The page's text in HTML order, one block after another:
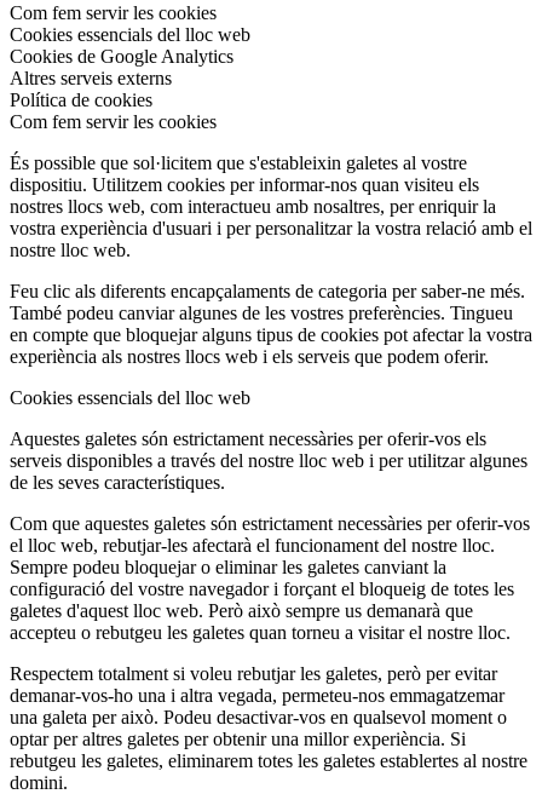
Com fem servir les cookies
Cookies essencials del lloc web
Cookies de Google Analytics
Altres serveis externs
Política de cookies
Com fem servir les cookies
És possible que sol·licitem que s'estableixin galetes al vostre
dispositiu. Utilitzem cookies per informar-nos quan visiteu els
nostres llocs web, com interactueu amb nosaltres, per enriquir la
vostra experiència d'usuari i per personalitzar la vostra relació amb el
nostre lloc web.
Feu clic als diferents encapçalaments de categoria per saber-ne més.
També podeu canviar algunes de les vostres preferències. Tingueu
en compte que bloquejar alguns tipus de cookies pot afectar la vostra
experiència als nostres llocs web i els serveis que podem oferir.
Cookies essencials del lloc web
Aquestes galetes són estrictament necessàries per oferir-vos els
serveis disponibles a través del nostre lloc web i per utilitzar algunes
de les seves característiques.
Com que aquestes galetes són estrictament necessàries per oferir-vos
el lloc web, rebutjar-les afectarà el funcionament del nostre lloc.
Sempre podeu bloquejar o eliminar les galetes canviant la
configuració del vostre navegador i forçant el bloqueig de totes les
galetes d'aquest lloc web. Però això sempre us demanarà que
accepteu o rebutgeu les galetes quan torneu a visitar el nostre lloc.
Respectem totalment si voleu rebutjar les galetes, però per evitar
demanar-vos-ho una i altra vegada, permeteu-nos emmagatzemar
una galeta per això. Podeu desactivar-vos en qualsevol moment o
optar per altres galetes per obtenir una millor experiència. Si
rebutgeu les galetes, eliminarem totes les galetes establertes al nostre
domini.